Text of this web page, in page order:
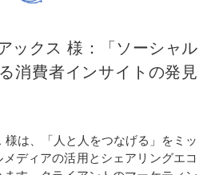
ックス 様：「ソーシャル
消費者インサイトの発見
様は、「人と人をつなげる」をミッ
ディアの活用とシェアリングエコ